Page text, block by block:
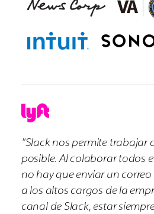
"Slack nos permite trabajar
posible. Al colaborar todos
no hay que enviar un
a los altos cargos de la
canal de Slack, estar